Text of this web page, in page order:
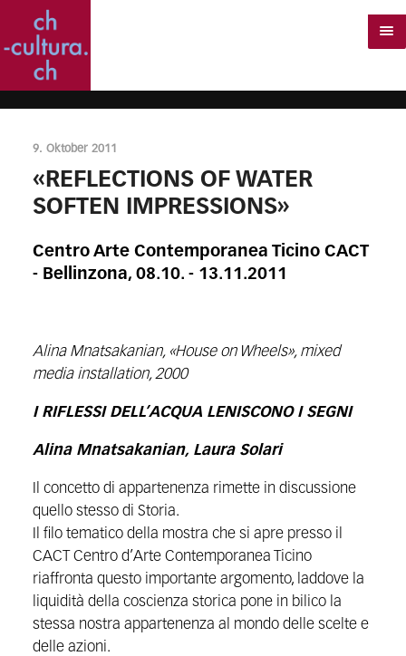
9. Oktober 2011
«REFLECTIONS OF WATER
SOFTEN IMPRESSIONS»
Centro Arte Contemporanea Ticino CACT
- Bellinzona, 08.10. - 13.11.2011
Alina Mnatsakanian, «House on Wheels», mixed
media installation, 2000
I RIFLESSI DELL’ACQUA LENISCONO I SEGNI
Alina Mnatsakanian, Laura Solari
Il concetto di appartenenza rimette in discussione
quello stesso di Storia.
Il filo tematico della mostra che si apre presso il
CACT Centro d’Arte Contemporanea Ticino
riaffronta questo importante argomento, laddove la
liquidità della coscienza storica pone in bilico la
stessa nostra appartenenza al mondo delle scelte e
delle azioni.